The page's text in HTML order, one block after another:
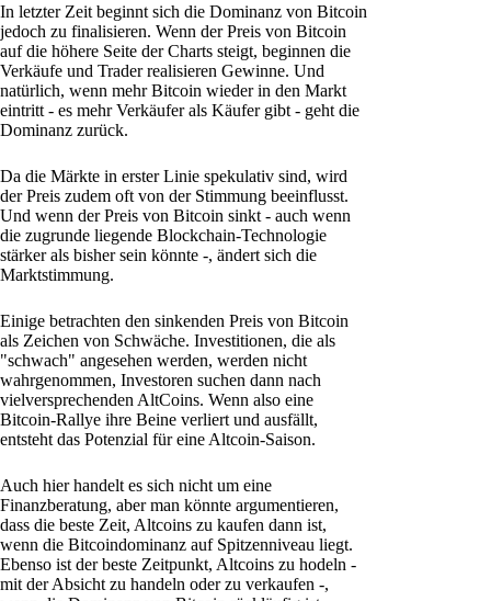
In letzter Zeit beginnt sich die Dominanz von Bitcoin
jedoch zu finalisieren. Wenn der Preis von Bitcoin
auf die höhere Seite der Charts steigt, beginnen die
Verkäufe und Trader realisieren Gewinne. Und
natürlich, wenn mehr Bitcoin wieder in den Markt
eintritt - es mehr Verkäufer als Käufer gibt - geht die
Dominanz zurück.
Da die Märkte in erster Linie spekulativ sind, wird
der Preis zudem oft von der Stimmung beeinflusst.
Und wenn der Preis von Bitcoin sinkt - auch wenn
die zugrunde liegende Blockchain-Technologie
stärker als bisher sein könnte -, ändert sich die
Marktstimmung.
Einige betrachten den sinkenden Preis von Bitcoin
als Zeichen von Schwäche. Investitionen, die als
"schwach" angesehen werden, werden nicht
wahrgenommen, Investoren suchen dann nach
vielversprechenden AltCoins. Wenn also eine
Bitcoin-Rallye ihre Beine verliert und ausfällt,
entsteht das Potenzial für eine Altcoin-Saison.
Auch hier handelt es sich nicht um eine
Finanzberatung, aber man könnte argumentieren,
dass die beste Zeit, Altcoins zu kaufen dann ist,
wenn die Bitcoindominanz auf Spitzenniveau liegt.
Ebenso ist der beste Zeitpunkt, Altcoins zu hodeln -
mit der Absicht zu handeln oder zu verkaufen -,